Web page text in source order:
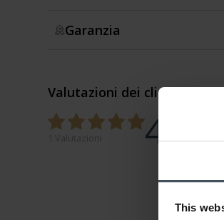
This
Garanzia
Valutazioni dei clienti
4.4